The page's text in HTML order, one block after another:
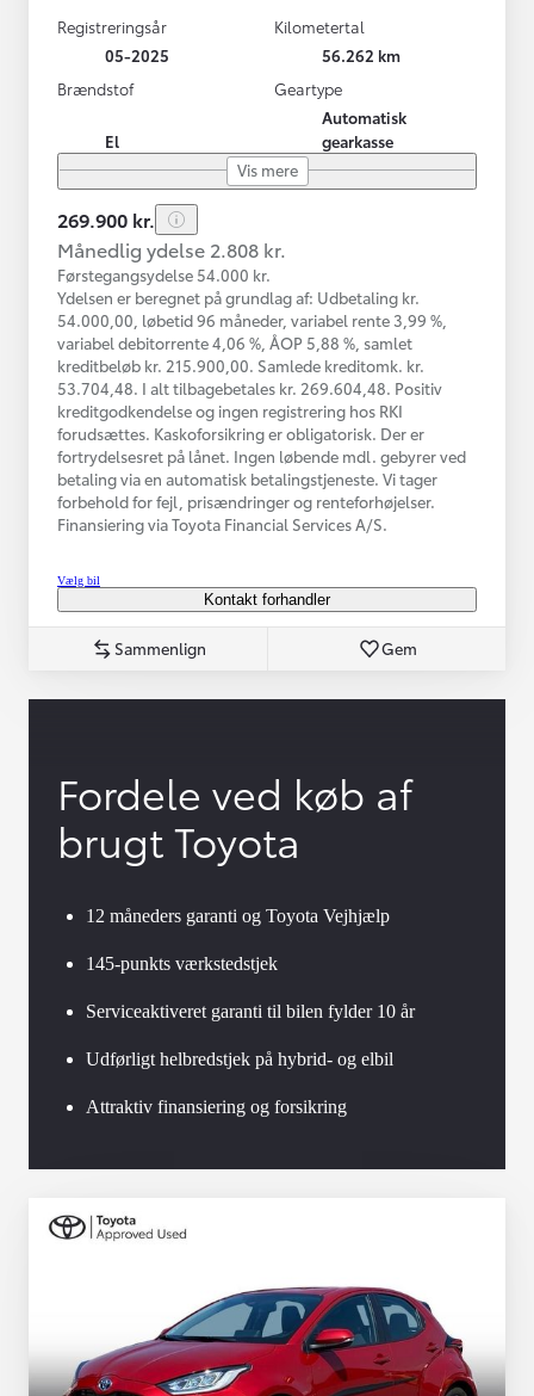
Registreringsår
05-2025
Kilometertal
56.262 km
Brændstof
El
Geartype
Automatisk
gearkasse
Vis mere
269.900 kr.
Månedlig ydelse 2.808 kr.
Førstegangsydelse 54.000 kr.
Ydelsen er beregnet på grundlag af: Udbetaling kr.
54.000,00, løbetid 96 måneder, variabel rente 3,99 %,
variabel debitorrente 4,06 %, ÅOP 5,88 %, samlet
kreditbeløb kr. 215.900,00. Samlede kreditomk. kr.
53.704,48. I alt tilbagebetales kr. 269.604,48. Positiv
kreditgodkendelse og ingen registrering hos RKI
forudsættes. Kaskoforsikring er obligatorisk. Der er
fortrydelsesret på lånet. Ingen løbende mdl. gebyrer ved
betaling via en automatisk betalingstjeneste. Vi tager
forbehold for fejl, prisændringer og renteforhøjelser.
Finansiering via Toyota Financial Services A/S.
Vælg bil
Kontakt forhandler
Sammenlign Gem
Fordele ved køb af
brugt Toyota
12 måneders garanti og Toyota Vejhjælp
145-punkts værkstedstjek
Serviceaktiveret garanti til bilen fylder 10 år
Udførligt helbredstjek på hybrid- og elbil
Attraktiv finansiering og forsikring